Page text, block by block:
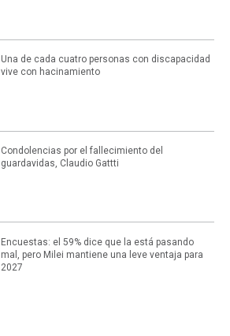
Una de cada cuatro personas con discapacidad
vive con hacinamiento
Condolencias por el fallecimiento del
guardavidas, Claudio Gattti
Encuestas: el 59% dice que la está pasando
mal, pero Milei mantiene una leve ventaja para
2027